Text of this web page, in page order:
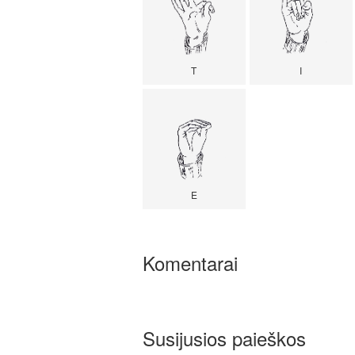
T I
E
Komentarai
Susijusios paieškos